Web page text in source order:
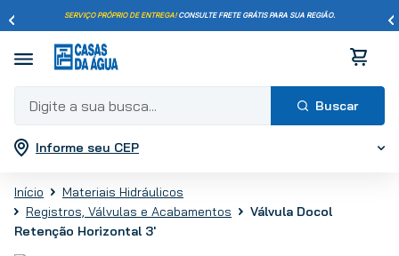
SERVIÇO PRÓPRIO DE ENTREGA!CONSULTE FRETE GRÁTIS PARA SUA REGIÃO.
Digite a sua busca...
Informe seu CEP
Materiais Hidráulicos
Registros, Válvulas e Acabamentos
Válvula Docol
Retenção Horizontal 3'
Termos mais buscados
º
porcelanato
3º
piso